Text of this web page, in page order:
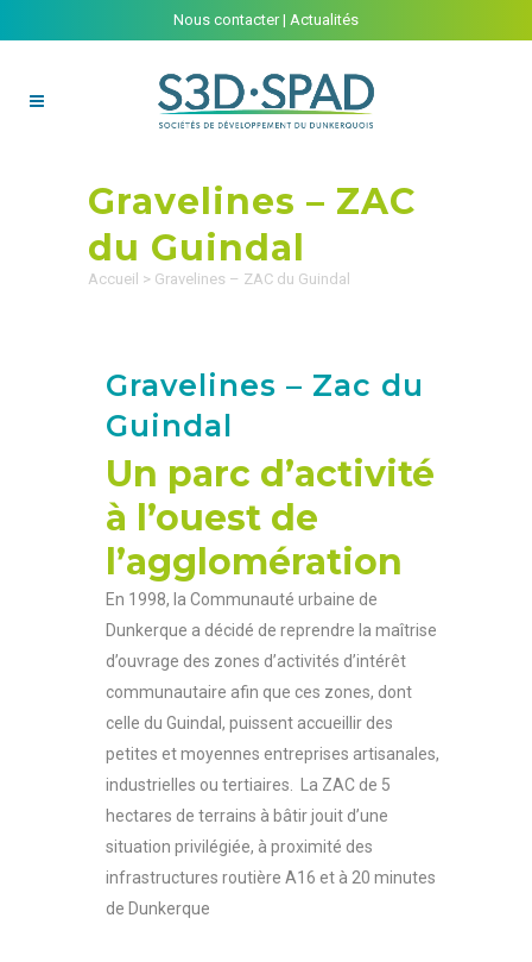
Nous contacter| Actualités
Gravelines – ZAC
du Guindal
Accueil > Gravelines – ZAC du Guindal
Gravelines – Zac du
Guindal
Un parc d’activité
à l’ouest de
l’agglomération
En 1998, la Communauté urbaine de
Dunkerque a décidé de reprendre la maîtrise
d’ouvrage des zones d’activités d’intérêt
communautaire afin que ces zones, dont
celle du Guindal, puissent accueillir des
petites et moyennes entreprises artisanales,
industrielles ou tertiaires. La ZAC de 5
hectares de terrains à bâtir jouit d’une
situation privilégiée, à proximité des
infrastructures routière A16 et à 20 minutes
de Dunkerque